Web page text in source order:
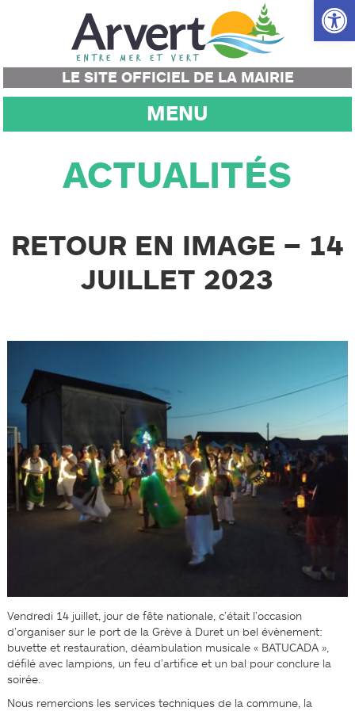
Ouvrir
LE SITE OFFICIEL DE LA MAIRIE
MENU
ACTUALITÉS
RETOUR EN IMAGE – 14
JUILLET 2023
Vendredi 14 juillet, jour de fête nationale, c’était l’occasion
d’organiser sur le port de la Grève à Duret un bel évènement:
buvette et restauration, déambulation musicale « BATUCADA »,
défilé avec lampions, un feu d’artifice et un bal pour conclure la
soirée.
Nous remercions les services techniques de la commune, la